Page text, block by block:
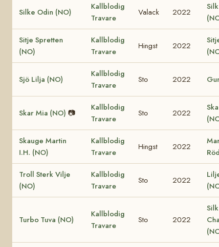
Silke Odin (NO)
Kallblodig
Travare
Valack 2022
Sitje Spretten
(NO)
Kallblodig
Travare
Hingst 2022
Sjö Lilja (NO)
Kallblodig
Travare
Sto 2022
Skar Mia (NO) 📷
Kallblodig
Travare
Sto 2022
Skauge Martin
I.H. (NO)
Kallblodig
Travare
Hingst 2022
Troll Sterk Vilje
(NO)
Kallblodig
Travare
Sto 2022
Turbo Tuva (NO)
Kallblodig
Travare
Sto 2022